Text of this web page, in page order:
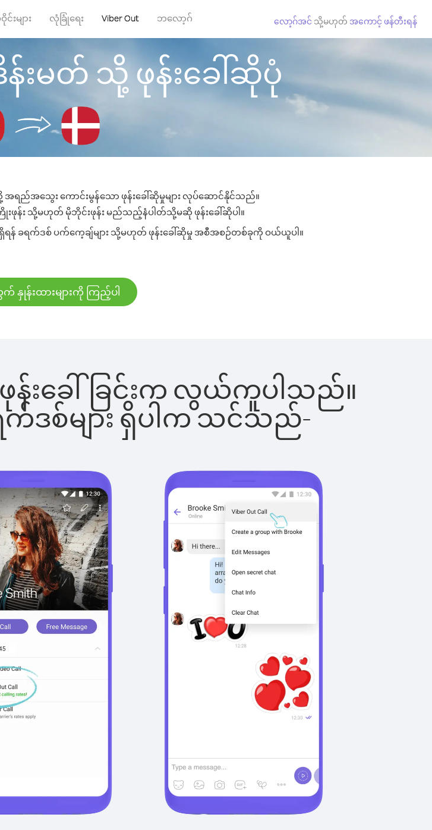
းများ လုံခြုံရေး Viber Out ဘလော့ဂ် လော့ဂ်အင် သို့မဟုတ် အကောင့် ဖန်တီးရန်
န်းမတ် သို့ ဖုန်းခေါ်ဆိုပုံ
အရည်အသွေး ကောင်းမွန်သော ဖုန်းခေါ်ဆိုမှုများ လုပ်ဆောင်နိုင်သည်။
ြိုးဖုန်း သို့မဟုတ် မိုဘိုင်းဖုန်း မည်သည့်နံပါတ်သို့မဆို ဖုန်းခေါ်ဆိုပါ။
ရန် ခရက်ဒစ် ပက်ကေ့ချ်များ သို့မဟုတ် ဖုန်းခေါ်ဆိုမှု အစီအစဉ်တစ်ခုကို ဝယ်ယူပါ။
နှုန်းထားများကို ကြည့်ပါ
ဖုန်းခေါ်ခြင်းက လွယ်ကူပါသည်။
က်ဒစ်များ ရှိပါက သင်သည်-